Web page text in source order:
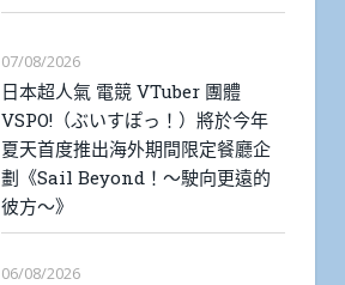
07/08/2026
日本超人氣 電競 VTuber 團體
VSPO!（ぶいすぽっ！）將於今年
夏天首度推出海外期間限定餐廳企
劃《Sail Beyond！～駛向更遠的
彼方～》
06/08/2026